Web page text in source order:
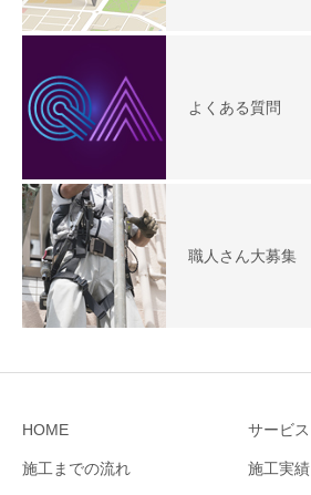
よくある質問
職人さん大募集
HOME サービス
施工までの流れ 施工実績